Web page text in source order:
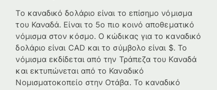
Το καναδικό δολάριο είναι το επίσημο νόμισμα
του Καναδά. Είναι το 5ο πιο κοινό αποθεματικό
νόμισμα στον κόσμο. Ο κώδικας για το καναδικό
δολάριο είναι CAD και το σύμβολο είναι $. Το
νόμισμα εκδίδεται από την Τράπεζα του Καναδά
και εκτυπώνεται από το Καναδικό
Νομισματοκοπείο στην Οτάβα. Το καναδικό